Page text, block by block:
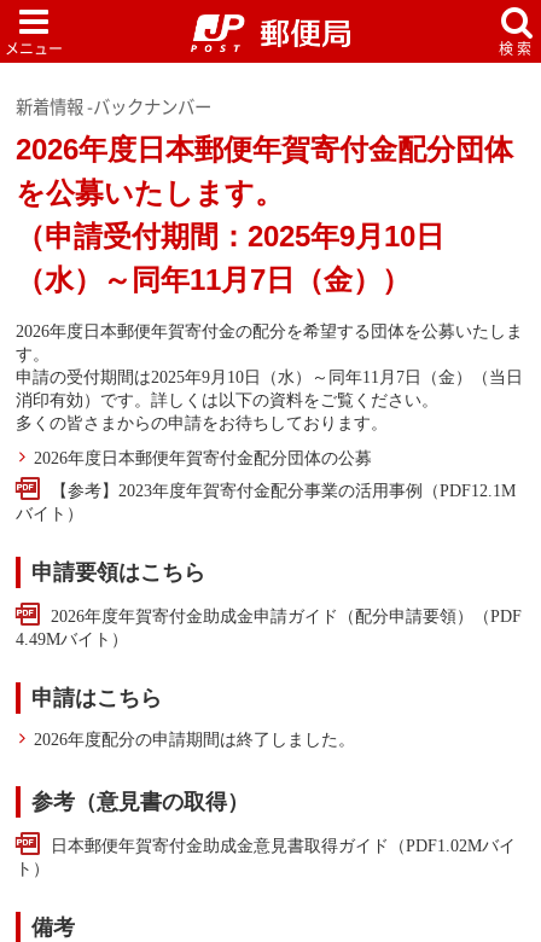
新着情報 -バックナンバー
2026年度日本郵便年賀寄付金配分団体
を公募いたします。
（申請受付期間：2025年9月10日
（水）～同年11月7日（金））
2026年度日本郵便年賀寄付金の配分を希望する団体を公募いたしま
す。
申請の受付期間は2025年9月10日（水）～同年11月7日（金）（当日
消印有効）です。詳しくは以下の資料をご覧ください。
多くの皆さまからの申請をお待ちしております。
2026年度日本郵便年賀寄付金配分団体の公募
【参考】2023年度年賀寄付金配分事業の活用事例（PDF12.1M
バイト）
申請要領はこちら
2026年度年賀寄付金助成金申請ガイド（配分申請要領）（PDF
4.49Mバイト）
申請はこちら
2026年度配分の申請期間は終了しました。
参考（意見書の取得）
日本郵便年賀寄付金助成金意見書取得ガイド（PDF1.02Mバイ
ト）
備考